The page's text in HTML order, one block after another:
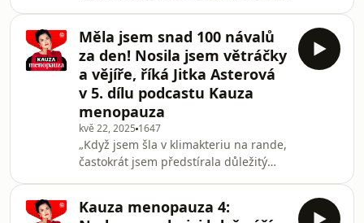
sebe, ráda jim pomůžu…,“ říká Eva
Dřevínková, zkušená lékařka v oboru
plastické chirurgie.
Měla jsem snad 100 návalů
za den! Nosila jsem větráčky
a vějíře, říká Jitka Asterová
v 5. dílu podcastu Kauza
menopauza
kvě 22, 2025 1647
„Když jsem šla v klimakteriu na rande,
častokrát jsem předstírala důležitý
Jitka Asterová v dalším dílu podcastu
Kauza menopauza 4: